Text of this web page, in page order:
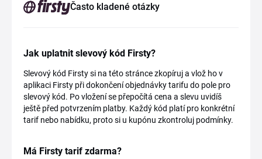
Často kladené otázky
Jak uplatnit slevový kód Firsty?
Slevový kód Firsty si na této stránce zkopíruj a vlož ho v
aplikaci Firsty při dokončení objednávky tarifu do pole pro
slevový kód. Po vložení se přepočítá cena a slevu uvidíš
ještě před potvrzením platby. Každý kód platí pro konkrétní
tarif nebo nabídku, proto si u kupónu zkontroluj podmínky.
Má Firsty tarif zdarma?